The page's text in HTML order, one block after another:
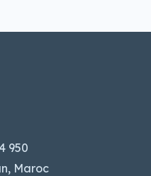
950
Maroc